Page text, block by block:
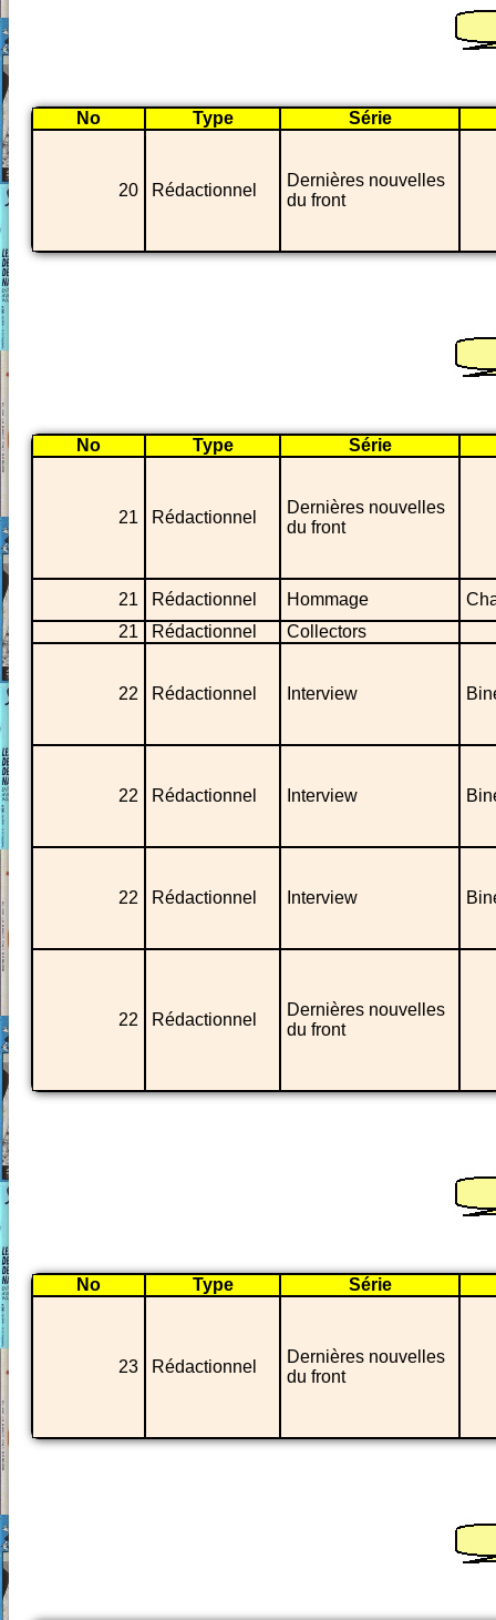
No Type Série
20 Rédactionnel
Dernières nouvelles
du front
No Type Série
21 Rédactionnel
Dernières nouvelles
du front
21 Rédactionnel Hommage
21
Rédactionnel Collectors
22 Rédactionnel Interview
22 Rédactionnel Interview
22 Rédactionnel Interview
22 Rédactionnel
Dernières nouvelles
du front
No Type Série
23 Rédactionnel
Dernières nouvelles
du front